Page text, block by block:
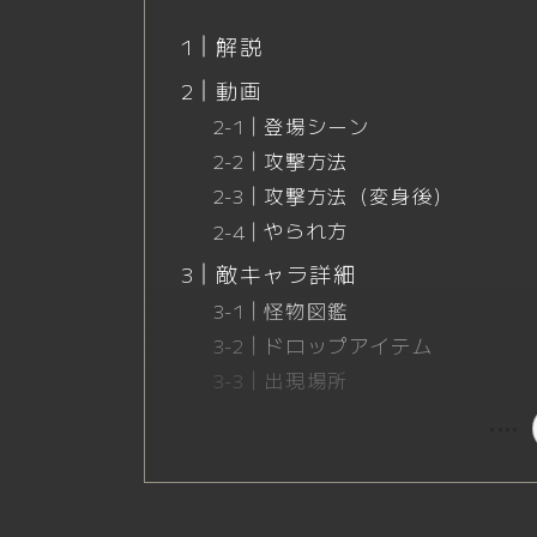
解説
動画
登場シーン
攻撃方法
攻撃方法（変身後）
やられ方
敵キャラ詳細
怪物図鑑
ドロップアイテム
出現場所